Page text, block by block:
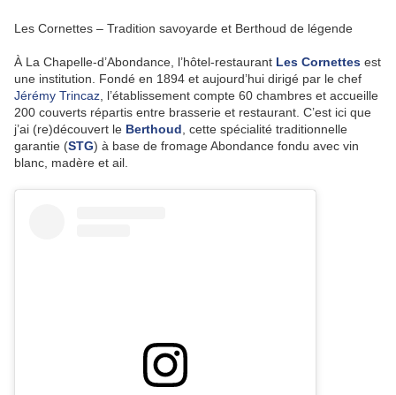
Les Cornettes – Tradition savoyarde et Berthoud de légende
À La Chapelle-d’Abondance, l’hôtel-restaurant Les Cornettes est
une institution. Fondé en 1894 et aujourd’hui dirigé par le chef
Jérémy Trincaz, l’établissement compte 60 chambres et accueille
200 couverts répartis entre brasserie et restaurant. C’est ici que
j’ai (re)découvert le Berthoud, cette spécialité traditionnelle
garantie (STG) à base de fromage Abondance fondu avec vin
blanc, madère et ail.